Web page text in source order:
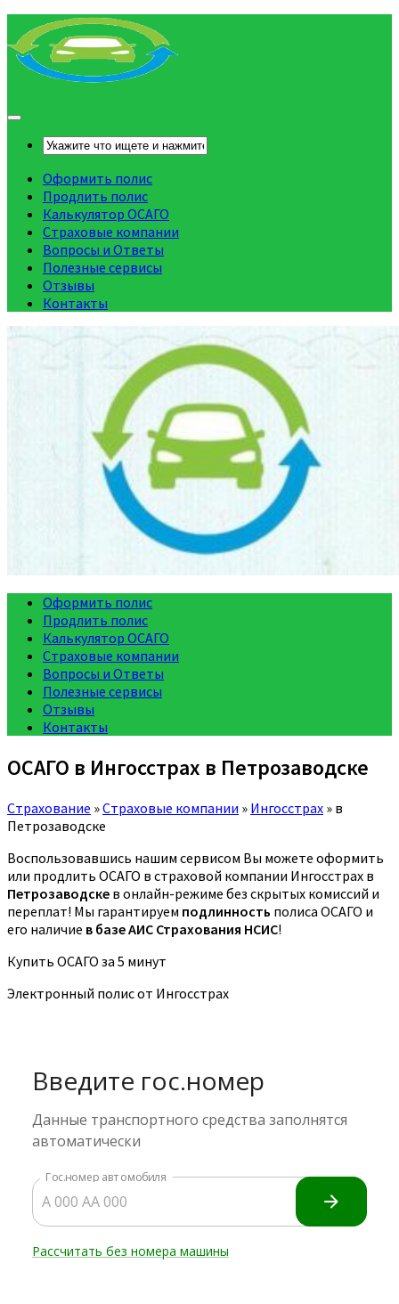
Оформить полис
Продлить полис
Калькулятор ОСАГО
Страховые компании
Вопросы и Ответы
Полезные сервисы
Отзывы
Контакты
Оформить полис
Продлить полис
Калькулятор ОСАГО
Страховые компании
Вопросы и Ответы
Полезные сервисы
Отзывы
Контакты
ОСАГО в Ингосстрах в Петрозаводске
Страхование »Страховые компании » Ингосстрах » в
Петрозаводске
Воспользовавшись нашим сервисом Вы можете оформить
или продлить ОСАГО в страховой компании Ингосстрах в
Петрозаводске в онлайн-режиме без скрытых комиссий и
переплат! Мы гарантируем подлинность полиса ОСАГО и
его наличие в базе АИС Страхования НСИС!
Купить ОСАГО за 5 минут
Электронный полис от Ингосстрах